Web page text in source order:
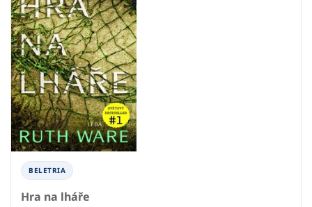
BELETRIA
Hra na lháře